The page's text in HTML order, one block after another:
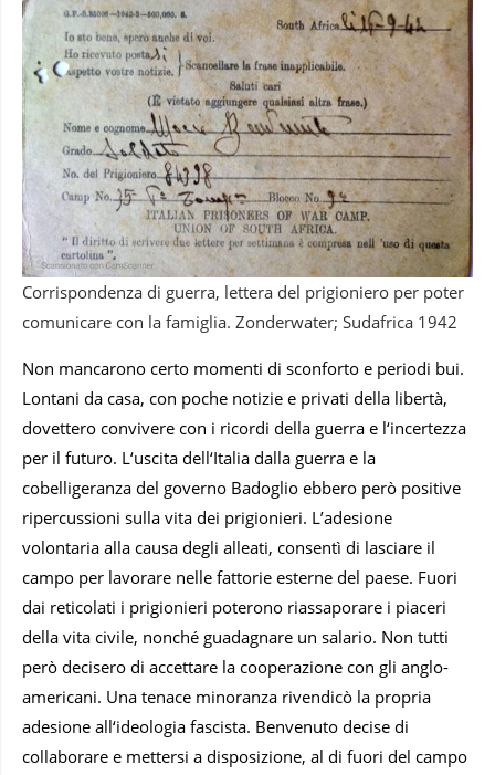
Corrispondenza di guerra, lettera del prigioniero per poter
comunicare con la famiglia. Zonderwater; Sudafrica 1942
Non mancarono certo momenti di sconforto e periodi bui.
Lontani da casa, con poche notizie e privati della libertà,
dovettero convivere con i ricordi della guerra e l‘incertezza
per il futuro. L‘uscita dell‘Italia dalla guerra e la
cobelligeranza del governo Badoglio ebbero però positive
ripercussioni sulla vita dei prigionieri. L’adesione
volontaria alla causa degli alleati, consentì di lasciare il
campo per lavorare nelle fattorie esterne del paese. Fuori
dai reticolati i prigionieri poterono riassaporare i piaceri
della vita civile, nonché guadagnare un salario. Non tutti
però decisero di accettare la cooperazione con gli anglo-
americani. Una tenace minoranza rivendicò la propria
adesione all‘ideologia fascista. Benvenuto decise di
collaborare e mettersi a disposizione, al di fuori del campo